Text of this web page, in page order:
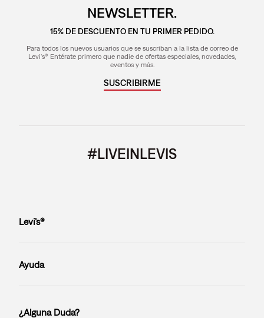
NEWSLETTER.
15% DE DESCUENTO EN TU PRIMER PEDIDO.
Para todos los nuevos usuarios que se suscriban a la lista de correo de
Levi's® Entérate primero que nadie de ofertas especiales, novedades,
eventos y más.
SUSCRIBIRME
#LIVEINLEVIS
Levi’s®
Ayuda
¿Alguna Duda?